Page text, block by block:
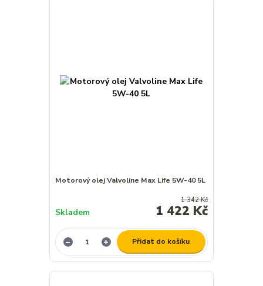
Motorový olej Valvoline Max Life 5W-40 5L
1 342 Kč
1 422 Kč
Skladem
Přidat do košíku